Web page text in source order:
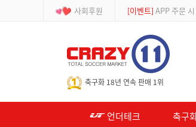
사회후원 [등급제] 회원가입 시
축구화 18년 연속 판매 1위
언더테크 축구